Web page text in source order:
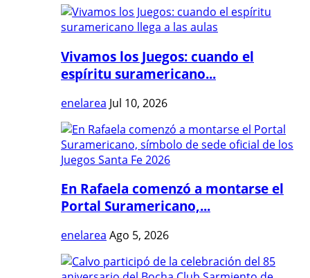
Vivamos los Juegos: cuando el
espíritu suramericano...
enelarea Jul 10, 2026
En Rafaela comenzó a montarse el
Portal Suramericano,...
enelarea Ago 5, 2026